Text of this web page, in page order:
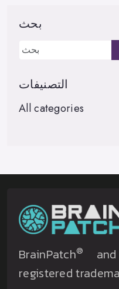
بحث
التصنيفات
All categories
BrainPatch® and
registered